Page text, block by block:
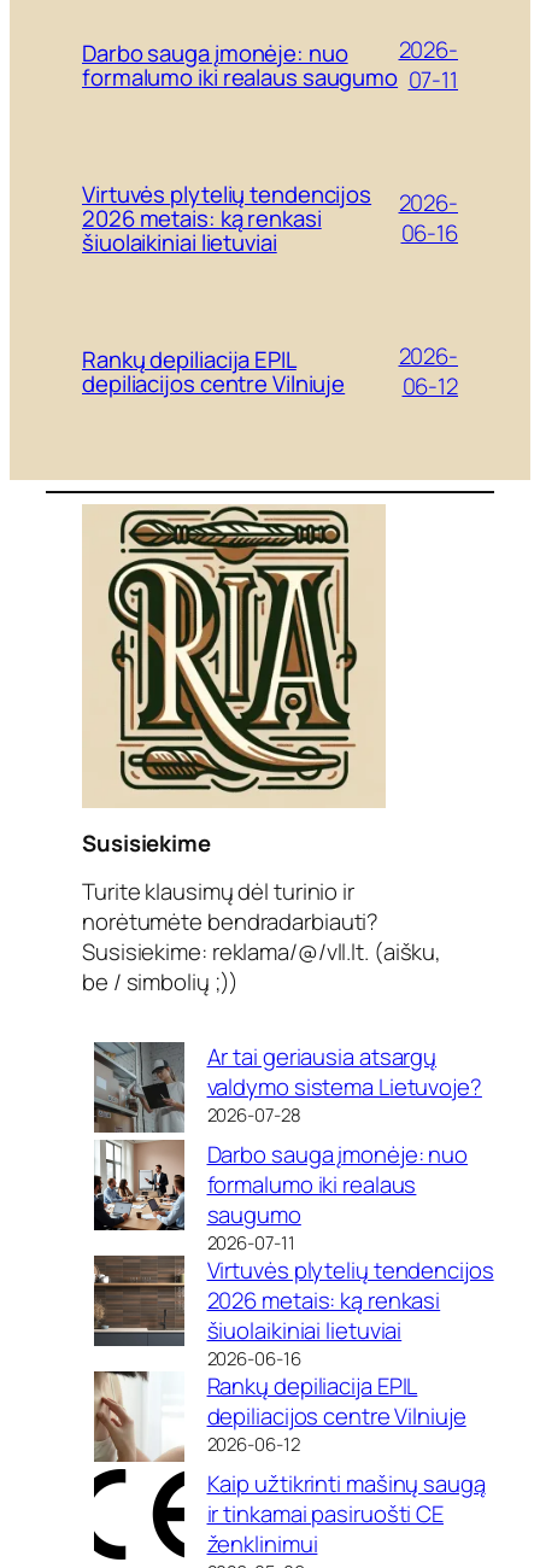
Darbo sauga įmonėje: nuo
formalumo iki realaus saugumo
2026-
07-11
Virtuvės plytelių tendencijos
2026 metais: ką renkasi
šiuolaikiniai lietuviai
2026-
06-16
Rankų depiliacija EPIL
depiliacijos centre Vilniuje
2026-
06-12
Susisiekime
Turite klausimų dėl turinio ir
norėtumėte bendradarbiauti?
Susisiekime: reklama/@/vll.lt. (aišku,
be / simbolių ;))
Ar tai geriausia atsargų
valdymo sistema Lietuvoje?
2026-07-28
Darbo sauga įmonėje: nuo
formalumo iki realaus
saugumo
2026-07-11
Virtuvės plytelių tendencijos
2026 metais: ką renkasi
šiuolaikiniai lietuviai
2026-06-16
Rankų depiliacija EPIL
depiliacijos centre Vilniuje
2026-06-12
Kaip užtikrinti mašinų saugą
ir tinkamai pasiruošti CE
ženklinimui